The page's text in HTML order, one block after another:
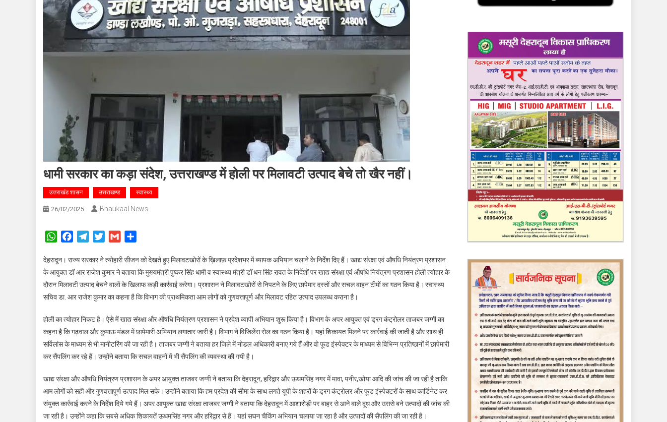
धामी सरकार का कड़ा संदेश, उत्तराखण्ड में होली पर मिलावटी उत्पाद बेचे तो खैर नहीं।
उत्तराखंड शासन उत्तराखण्ड स्वास्थ्य
26/02/2025 Bhaukaal News
WhatsAppFacebookTelegramTwitterGmail
देहरादून। राज्य सरकार ने त्योहारी सीजन को देखते हुए मिलावटखोरों के ख़िलाफ़ प्रदेशभर में ब्यापक अभियान चलाने के निर्देश दिए हैं। खाद्य संरक्षा एवं औषधि नियंत्रण प्रशासन
के आयुक्त डॉ आर राजेश कुमार ने बताया कि मुख्यमंत्री पुष्कर सिंह धामी व स्वास्थ्य मंत्री डॉ धन सिंह रावत के निर्देशों पर खाद्य संरक्षा एवं औषधि नियंत्रण प्रशासन होली त्योहार के
दौरान मिलावटी उत्पाद बेचने वालों के खिलाफ कड़ी कार्रवाई करेगा। प्रशासन ने मिलावटखोरों से निपटने के लिए छापेमार दस्तों और सचल वाहन टीमों का गठन किया है। स्वास्थ्य
सचिव डा. आर राजेश कुमार का कहना है कि विभाग की प्राथमिकता आम लोगों को गुणवत्तापूर्ण और मिलावट रहित उत्पाद उपलब्ध कराना है।
होली का त्योहार निकट है। ऐसे में खाद्य संरक्षा और औषधि नियंत्रण प्रशासन ने प्रदेश व्यापी अभियान शुरू किया है। विभाग के अपर आयुक्त एवं ड्रग कंट्रोलर ताजबर जग्गी का
कहना है कि गढ़वाल और कुमाऊ मंडल में छापेमारी अभियान लगातार जारी है। विभाग ने विजिलेंस सेल का गठन किया है। यहां शिकायत मिलने पर कार्रवाई की जाती है और साथ ही
सर्विलांस के माध्यम से भी मानीटरिंग की जा रही है। ताजबर जग्गी ने बताया हर जिले में नोडल अधिकारी बनाए गये हैं और वो फूड इंस्पेक्टर के माध्यम से विभिन्न प्रतिष्ठानों में छापेमारी
कर सैंपलिंग कर रहे हैं। उन्होंने बताया कि सचल वाहनों में भी सैंपलिंग की व्यवस्था की गयी है।
खाद्य संरक्षा और औषधि नियंत्रण प्रशासन के अपर आयुक्त ताजबर जग्गी ने बताया कि देहरादून, हरिद्वार और ऊधमसिंह नगर में मावा, पनीर,खोया आदि की जांच की जा रही है ताकि
आम लोगों को सही और गुणवत्तापूर्ण उत्पाद मिल सके। उन्होंने बताया कि हम प्रदेश की सीमा के साथ लगते यूपी के शहरों के ड्रग कंट्रोलर और फूड इंस्पेक्टरों के साथ कार्डिनेट कर
संयुक्त कार्रवाई करने के निर्देश दिये गये हैं। अपर आयुक्त खाद्य संरक्षा ताजबर जग्गी ने बताया कि देहरादून में आशारोड़ी पर बाहर से आने वाले दूध और उससे बने उत्पादों की जांच की
जा रही है। उन्होंने कहा कि सबसे अधिक शिकायतें ऊधमसिंह नगर और हरिद्वार से हैं। यहां सघन चैकिंग अभियान चलाया जा रहा है और उत्पादों की सैंपलिंग की जा रही है।